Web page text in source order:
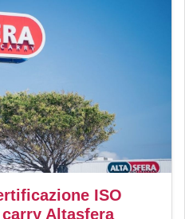
ISO
Altasfera